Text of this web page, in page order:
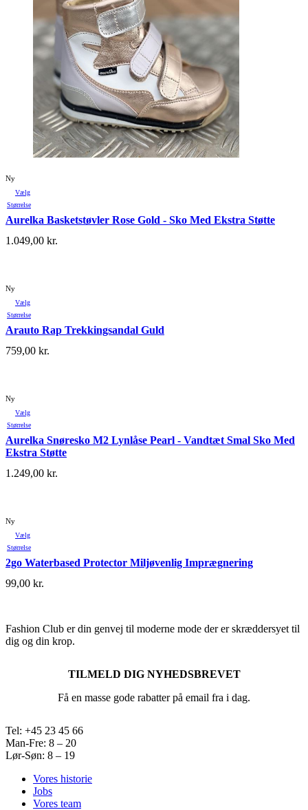
Ny
Vælg
Størrelse
Aurelka Basketstøvler Rose Gold - Sko Med Ekstra Støtte
1.049,00 kr.
Ny
Vælg
Størrelse
Arauto Rap Trekkingsandal Guld
759,00 kr.
Ny
Vælg
Størrelse
Aurelka Snøresko M2 Lynlåse Pearl - Vandtæt Smal Sko Med
Ekstra Støtte
1.249,00 kr.
Ny
Vælg
Størrelse
2go Waterbased Protector Miljøvenlig Imprægnering
99,00 kr.
Fashion Club er din genvej til moderne mode der er skræddersyet til
dig og din krop.
TILMELD DIG NYHEDSBREVET
Få en masse gode rabatter på email fra i dag.
Tel: +45 23 45 66
Man-Fre: 8 – 20
Lør-Søn: 8 – 19
Vores historie
Jobs
Vores team